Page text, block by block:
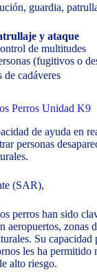
guardia,
y ataque
de multitudes
(fugitivos o
de cadáveres
Perros Unidad K9
de ayuda en
personas
(SAR),
perros han sido
aeropuertos, zonas
Su capacidad
les ha permitido
alto riesgo.